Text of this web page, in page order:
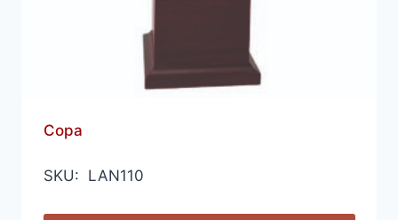
Copa
SKU: LAN110